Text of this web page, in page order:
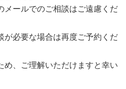
ールでのご相談はご遠慮くだ
必要な場合は再度ご予約くだ
、ご理解いただけますと幸い